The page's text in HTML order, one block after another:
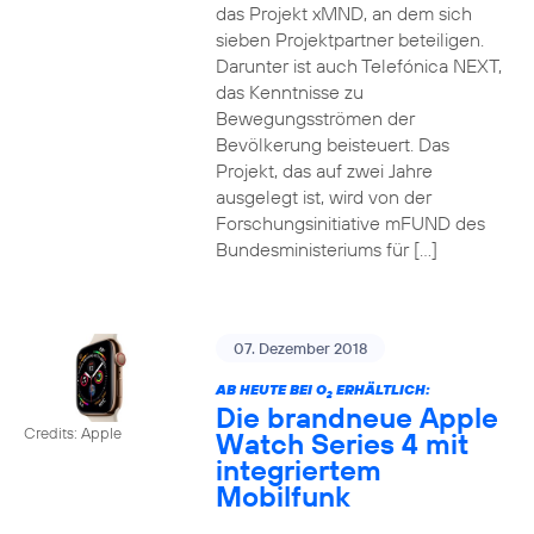
das Projekt xMND, an dem sich
sieben Projektpartner beteiligen.
Darunter ist auch Telefónica NEXT,
das Kenntnisse zu
Bewegungsströmen der
Bevölkerung beisteuert. Das
Projekt, das auf zwei Jahre
ausgelegt ist, wird von der
Forschungsinitiative mFUND des
Bundesministeriums für […]
Credits: Apple
07. Dezember 2018
AB HEUTE BEI O2ERHÄLTLICH:
Die brandneue Apple
Watch Series 4 mit
integriertem
Mobilfunk